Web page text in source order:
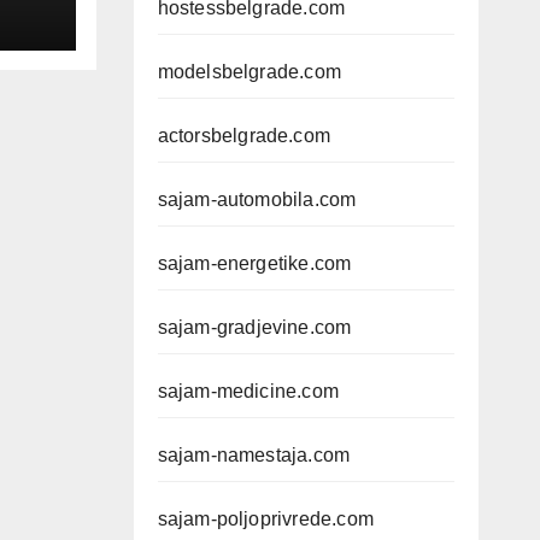
hostessbelgrade.com
modelsbelgrade.com
actorsbelgrade.com
sajam-automobila.com
sajam-energetike.com
sajam-gradjevine.com
sajam-medicine.com
sajam-namestaja.com
sajam-poljoprivrede.com